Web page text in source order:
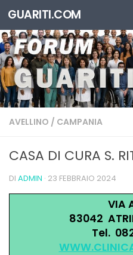
Salta al contenuto
GUARITI.COM
AVELLINO / CAMPANIA
CASA DI CURA S.
DI ADMIN · 23 FEBBRAIO 2024
VIA
83042
Tel.